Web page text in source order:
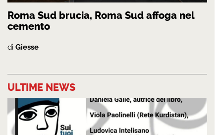
Roma Sud brucia, Roma Sud affoga nel
cemento
di Giesse
ULTIME NEWS